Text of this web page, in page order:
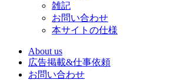
雑記
お問い合わせ
本サイトの仕様
About us
広告掲載&仕事依頼
お問い合わせ